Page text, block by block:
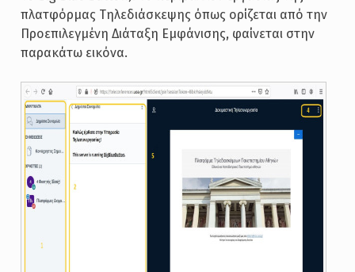
πλατφόρμας Τηλεδιάσκεψης όπως ορίζεται από την
Προεπιλεγμένη Διάταξη Εμφάνισης, φαίνεται στην
παρακάτω εικόνα.